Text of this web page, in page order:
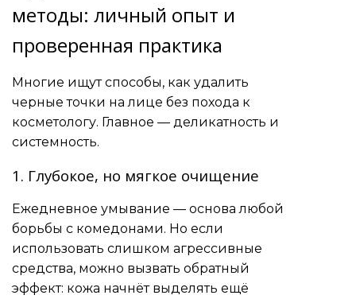
методы: личный опыт и
проверенная практика
Многие ищут способы, как удалить
черные точки на лице без похода к
косметологу. Главное — деликатность и
системность.
1. Глубокое, но мягкое очищение
Ежедневное умывание — основа любой
борьбы с комедонами. Но если
использовать слишком агрессивные
средства, можно вызвать обратный
эффект: кожа начнёт выделять ещё